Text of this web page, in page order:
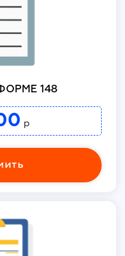
148
р